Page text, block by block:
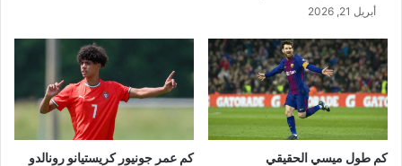
أبريل 21, 2026
كم طول ميسي الحقيقي كم عمر جونيور كريستيانو رونالدو